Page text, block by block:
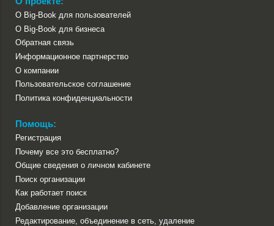
О Big-Book для пользователей
О Big-Book для бизнеса
Обратная связь
Информационное партнерство
О компании
Пользовательское соглашение
Политика конфиденциальности
Помощь:
Регистрация
Почему все это бесплатно?
Общие сведения о личном кабинете
Поиск организации
Как работает поиск
Добавление организации
Редактирование, объединение в сеть, удаление